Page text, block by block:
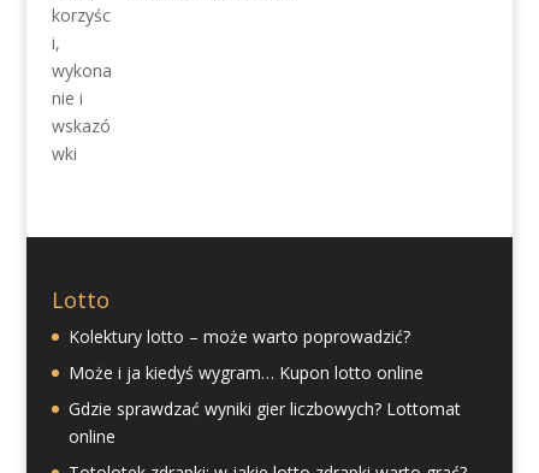
Lotto
Kolektury lotto – może warto poprowadzić?
Może i ja kiedyś wygram… Kupon lotto online
Gdzie sprawdzać wyniki gier liczbowych? Lottomat
online